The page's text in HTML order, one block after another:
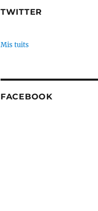
TWITTER
Mis tuits
FACEBOOK